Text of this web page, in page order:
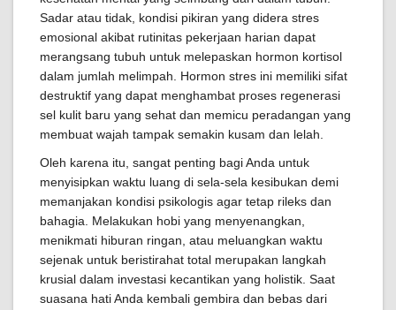
Sadar atau tidak, kondisi pikiran yang didera stres
emosional akibat rutinitas pekerjaan harian dapat
merangsang tubuh untuk melepaskan hormon kortisol
dalam jumlah melimpah. Hormon stres ini memiliki sifat
destruktif yang dapat menghambat proses regenerasi
sel kulit baru yang sehat dan memicu peradangan yang
membuat wajah tampak semakin kusam dan lelah.
Oleh karena itu, sangat penting bagi Anda untuk
menyisipkan waktu luang di sela-sela kesibukan demi
memanjakan kondisi psikologis agar tetap rileks dan
bahagia. Melakukan hobi yang menyenangkan,
menikmati hiburan ringan, atau meluangkan waktu
sejenak untuk beristirahat total merupakan langkah
krusial dalam investasi kecantikan yang holistik. Saat
suasana hati Anda kembali gembira dan bebas dari